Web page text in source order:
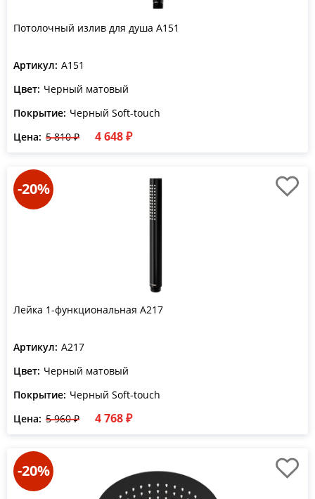
Потолочный излив для душа A151
Артикул: A151
Цвет: Черный матовый
Покрытие: Черный Soft-touch
Цена: 5 810 ₽ 4 648 ₽
-20%
Лейка 1-функциональная A217
Артикул: A217
Цвет: Черный матовый
Покрытие: Черный Soft-touch
Цена: 5 960 ₽ 4 768 ₽
-20%